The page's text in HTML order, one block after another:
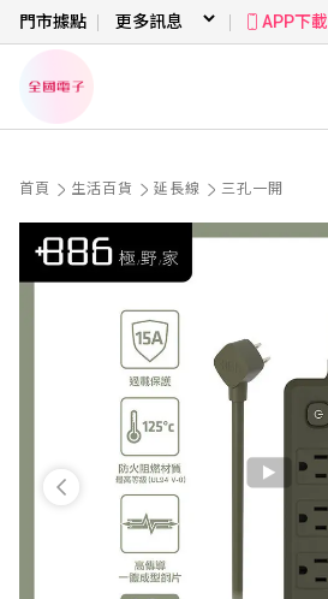
門市據點 APP下載
首頁 生活百貨 延長線 三孔一開